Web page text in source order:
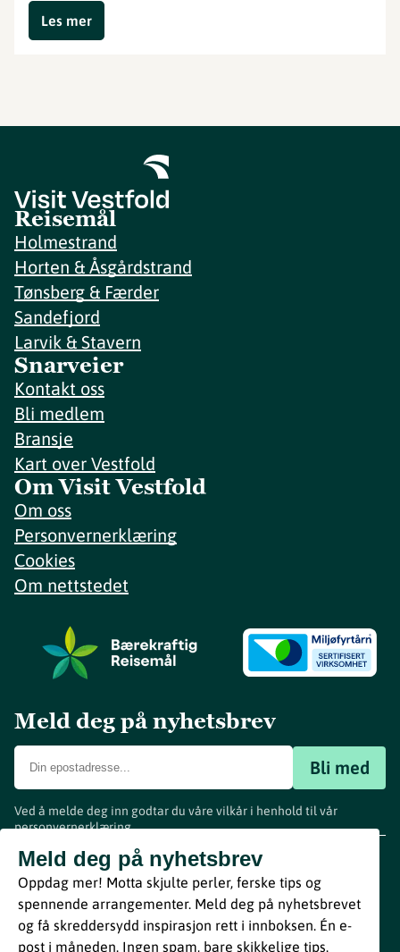
Les mer
Reisemål
Holmestrand
Horten & Åsgårdstrand
Tønsberg & Færder
Sandefjord
Larvik & Stavern
Snarveier
Kontakt oss
Bli medlem
Bransje
Kart over Vestfold
Om Visit Vestfold
Om oss
Personvernerklæring
Cookies
Om nettstedet
Meld deg på nyhetsbrev
Bli med
Ved å melde deg inn godtar du våre vilkår i henhold til vår
personvernerklæring.
Meld deg på nyhetsbrev
Oppdag mer! Motta skjulte perler, ferske tips og
spennende arrangementer. Meld deg på nyhetsbrevet
og få skreddersydd inspirasjon rett i innboksen. Én e-
post i måneden. Ingen spam, bare skikkelige tips.
www.visitvestfold.com
Turistinformasjon
Vestfold Fylkeskommune
ByBreakfast